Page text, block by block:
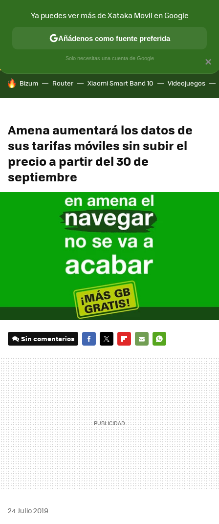
CONECTIVIDAD MÓVIL Y SOCIEDAD APLICACIONES
HOY SE HABLA DE
Bizum Router Xiaomi Smart Band 10 Videojuegos
Amena aumentará los datos de
sus tarifas móviles sin subir el
precio a partir del 30 de
septiembre
Sin comentarios
MAIL
24 Julio 2019
×
Ya puedes ver más de Xataka Movil en Google
Añádenos como fuente preferida
Solo necesitas una cuenta de Google